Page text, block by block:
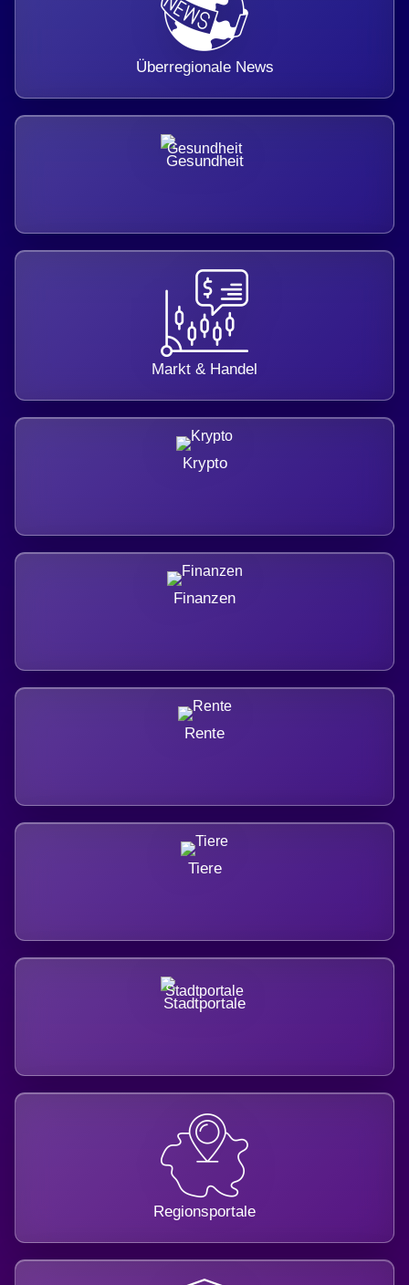
Überregionale News
Gesundheit
Markt & Handel
Krypto
Finanzen
Rente
Tiere
Stadtportale
Regionsportale